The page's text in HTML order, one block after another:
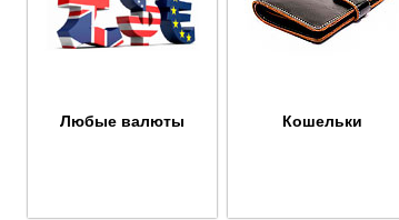
Любые валюты Кошельки